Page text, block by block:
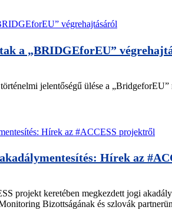
a „BRIDGEforEU”
jelentőségű ülése a
Hírek az
projekt keretében megkezdett jogi
Bizottságának és szlovák